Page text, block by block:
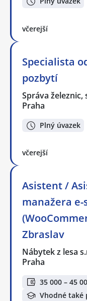
včerejší
Specialista
pozbytí
Správa
Praha
Plný úvazek
včerejší
Asistent /
manažera e-
Zbraslav
Nábytek z lesa
Praha
35 000 – 45
Vhodné také